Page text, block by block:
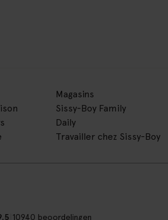
Magasins
Sissy-Boy Family
Daily
Travailler chez Sissy-Boy
10940 beoordelingen